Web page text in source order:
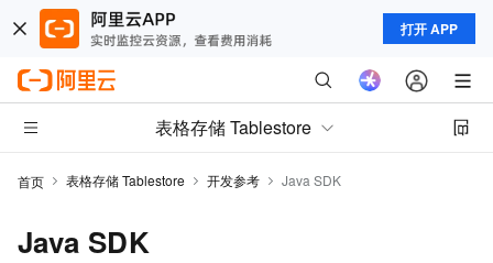
打开 APP
表格存储 Tablestore
首页 表格存储 Tablestore 开发参考 Java SDK
Java SDK